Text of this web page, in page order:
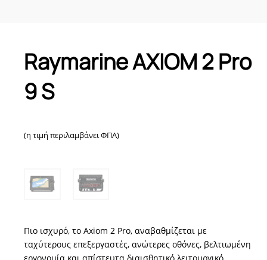
Raymarine AXIOM 2 Pro
9 S
(η τιμή περιλαμβάνει ΦΠΑ)
Πιο ισχυρό, το Axiom 2 Pro, αναβαθμίζεται με
ταχύτερους επεξεργαστές, ανώτερες οθόνες, βελτιωμένη